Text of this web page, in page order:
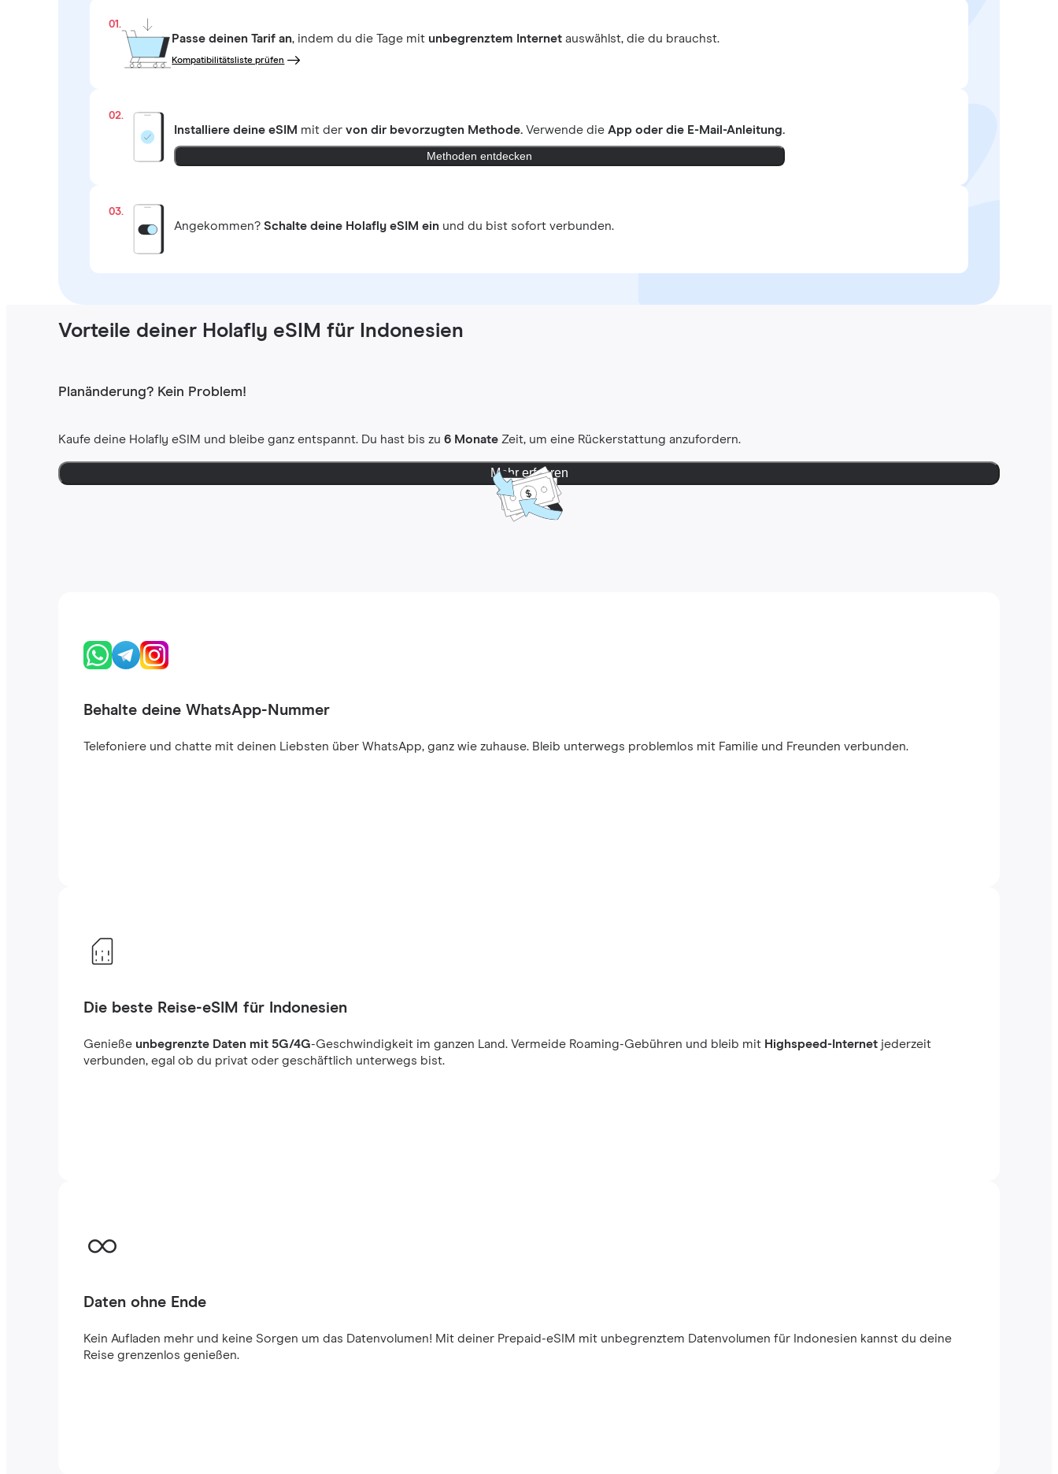
01.
Passe deinen Tarif an, indem du die Tage mit unbegrenztem Internet auswählst, die du brauchst.
Kompatibilitätsliste prüfen
02.
Installiere deine eSIM mit dervon dir bevorzugten Methode. Verwende dieApp oder die E-Mail-Anleitung.
Methoden entdecken
03.
Angekommen?Schalte deine Holafly eSIM ein und du bist sofort verbunden.
Vorteile deiner Holafly eSIM für Indonesien
Planänderung? Kein Problem!
Kaufe deine Holafly eSIM und bleibe ganz entspannt. Du hast bis zu6 Monate Zeit, um eine Rückerstattung anzufordern.
Mehr erfahren
Behalte deine WhatsApp-Nummer
Telefoniere und chatte mit deinen Liebsten über WhatsApp, ganz wie zuhause. Bleib unterwegs problemlos mit Familie und Freunden verbunden.
Die beste Reise-eSIM für Indonesien
Genieße unbegrenzte Daten mit 5G/4G-Geschwindigkeit im ganzen Land. Vermeide Roaming-Gebühren und bleib mit Highspeed-Internet jederzeit
verbunden, egal ob du privat oder geschäftlich unterwegs bist.
Daten ohne Ende
Kein Aufladen mehr und keine Sorgen um das Datenvolumen! Mit deiner Prepaid-eSIM mit unbegrenztem Datenvolumen für Indonesien kannst du deine
Reise grenzenlos genießen.